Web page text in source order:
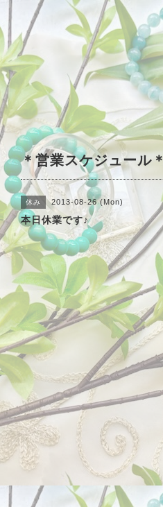
＊営業スケジュール＊
休み 2013-08-26 (Mon)
本日休業です♪